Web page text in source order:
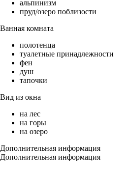
альпинизм
пруд/озеро поблизости
Ванная комната
полотенца
туалетные принадлежности
фен
душ
тапочки
Вид из окна
на лес
на горы
на озеро
Дополнительная информация
Дополнительная информация